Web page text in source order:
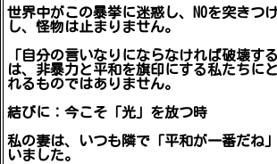
世界中がこの暴挙に迷惑し、NOを突きつ
し、怪物は止まりません。
「自分の言いなりにならなければ破壊す
は、非暴力と平和を旗印にする私たちに
れるものではありません。
結びに：今こそ「光」を放つ時
私の妻は、いつも隣で「平和が一番だね
いました。